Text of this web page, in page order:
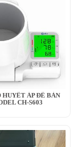
HUYẾT ÁP ĐỂ BÀN
CH-S603